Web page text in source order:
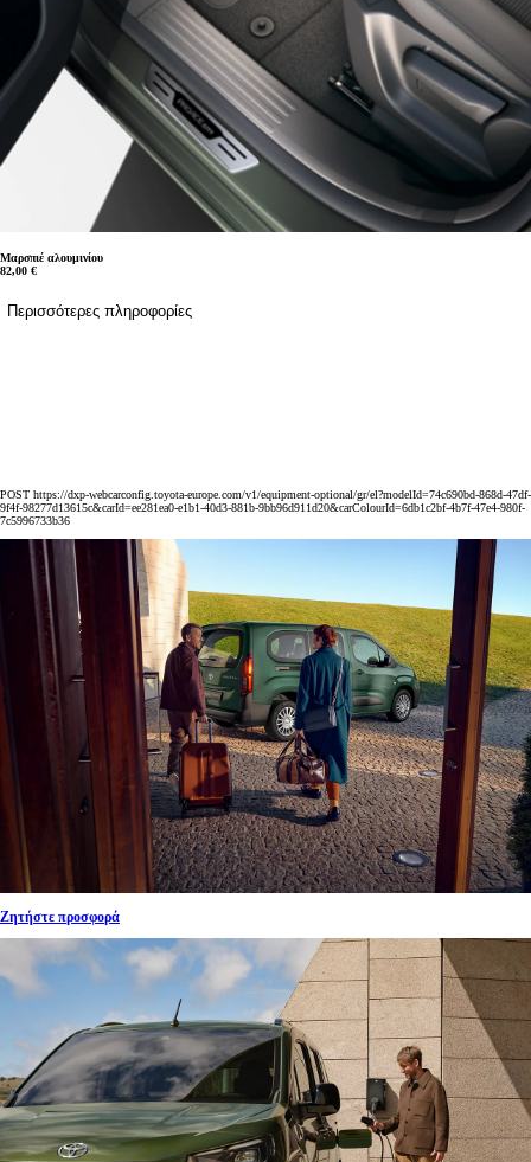
Μαρσπιέ αλουμινίου
82,00 €
Περισσότερες πληροφορίες
POST https://dxp-webcarconfig.toyota-europe.com/v1/equipment-optional/gr/el?modelId=74c690bd-868d-47df-
9f4f-98277d13615c&carId=ee281ea0-e1b1-40d3-881b-9bb96d911d20&carColourId=6db1c2bf-4b7f-47e4-980f-
7c5996733b36
Ζητήστε προσφορά